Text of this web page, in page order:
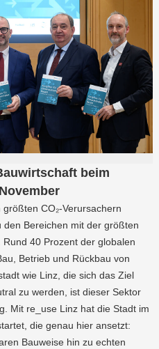
beim
CO₂-Verursachern
Bereichen mit der größten
40 Prozent der globalen
Betrieb und Rückbau von
wie Linz, die sich das Ziel
zu werden, ist dieser Sektor
Mit re_use Linz hat die Stadt im
die genau hier ansetzt:
Bauweise hin zu echten